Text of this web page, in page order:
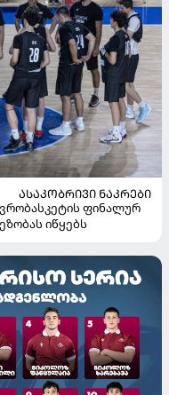
ᲐᲡᲐᲙᲝᲑᲠᲘᲕᲘ ᲜᲐᲙᲠᲔᲑᲘ
ფინალურ
იწყებს